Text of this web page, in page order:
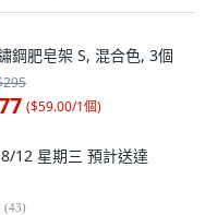
鋼肥皂架 S, 混合色, 3個
($59.00/1個)
8/12 星期三 預計送達
(43)